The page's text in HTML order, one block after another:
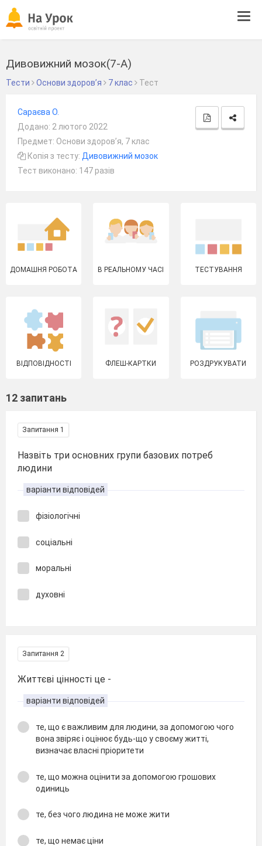
Дивовижний мозок(7-А)
Тести Основи здоров’я 7 клас Тест
Сараєва О.
Додано: 2 лютого 2022
Предмет: Основи здоров’я, 7 клас
Копія з тесту: Дивовижний мозок
Тест виконано: 147 разів
ДОМАШНЯ РОБОТА В РЕАЛЬНОМУ ЧАСІ ТЕСТУВАННЯ
ВІДПОВІДНОСТІ ФЛЕШ-КАРТКИ РОЗДРУКУВАТИ
12 запитань
Запитання 1
Назвіть три основних групи базових потреб
людини
варіанти відповідей
фізіологічні
соціальні
моральні
духовні
Запитання 2
Життєві цінності це -
варіанти відповідей
те, що є важливим для людини, за допомогою чого
вона звіряє і оцінює будь-що у своєму житті,
визначає власні пріоритети
те, що можна оцінити за допомогою грошових
одиниць
те, без чого людина не може жити
те, що немає ціни